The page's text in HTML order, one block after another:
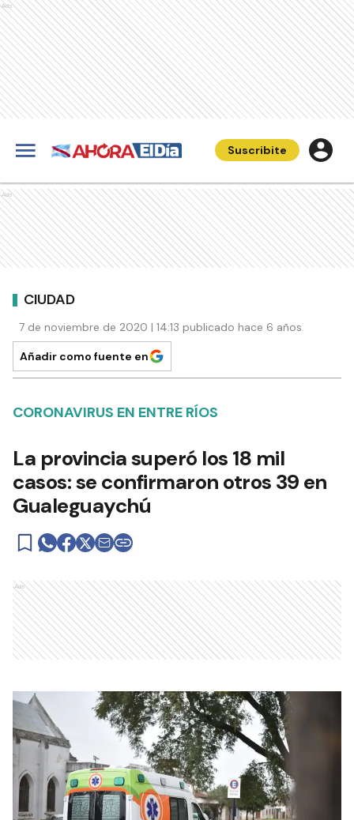
Ads
Suscribite
Ads
CIUDAD
7 de noviembre de 2020 | 14:13 publicado hace 6 años
Añadir como fuente en
CORONAVIRUS EN ENTRE RÍOS
La provincia superó los 18 mil
casos: se confirmaron otros 39 en
Gualeguaychú
Ads